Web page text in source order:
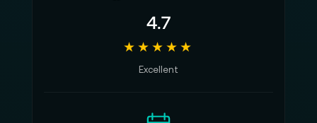
4.7
★★★★★
Excellent